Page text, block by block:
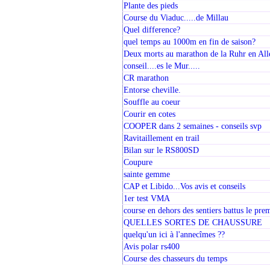
Plante des pieds
Course du Viaduc.....de Millau
Quel difference?
quel temps au 1000m en fin de saison?
Deux morts au marathon de la Ruhr en
conseil....es le Mur.....
CR marathon
Entorse cheville.
Souffle au coeur
Courir en cotes
COOPER dans 2 semaines - conseils svp
Ravitaillement en trail
Bilan sur le RS800SD
Coupure
sainte gemme
CAP et Libido...Vos avis et conseils
1er test VMA
course en dehors des sentiers battus le
QUELLES SORTES DE CHAUSSURE
quelqu'un ici à l'annecîmes ??
Avis polar rs400
Course des chasseurs du temps